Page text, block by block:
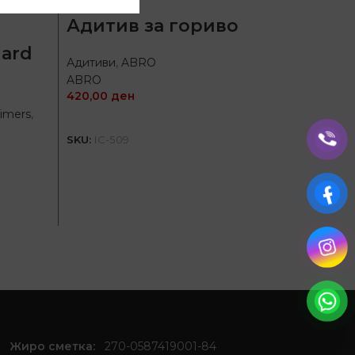
,
Адитив за гориво
Адитиви, ABRO
ABRO
420,00 ден
SKU: IC-509
Жиро сметка:270-0587419001-84